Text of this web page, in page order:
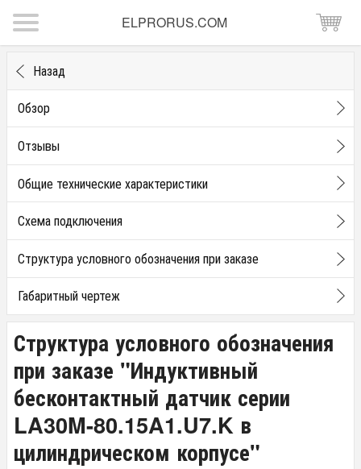
ELPRORUS.COM
Назад
Обзор
Отзывы
Общие технические характеристики
Схема подключения
Структура условного обозначения при заказе
Габаритный чертеж
Структура условного обозначения
при заказе "Индуктивный
бесконтактный датчик серии
LA30M-80.15A1.U7.K в
цилиндрическом корпусе"